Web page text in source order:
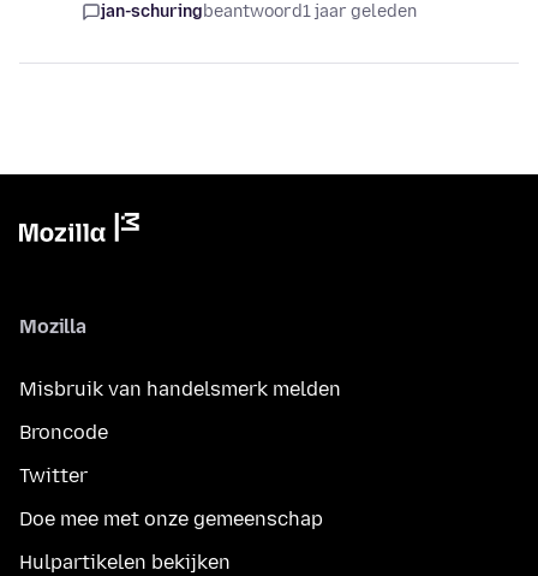
jan-schuringbeantwoord1 jaar geleden
Mozilla
Misbruik van handelsmerk melden
Broncode
Twitter
Doe mee met onze gemeenschap
Hulpartikelen bekijken